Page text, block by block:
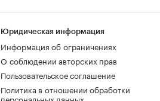
Юридическая информация
Информация об ограничениях
О соблюдении авторских прав
Пользовательское соглашение
Политика в отношении обработки
персональных данных